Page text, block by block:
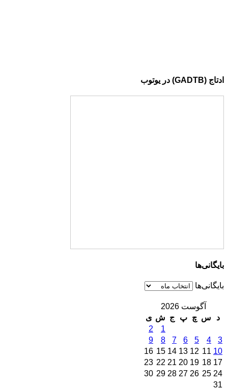
ادتاج (GADTB) در یوتوب
بایگانی‌ها
بایگانی‌ها
آگوست 2026
د
س چ پ ج ش ی
1
2
3
4
5
6
7
8
9
10
11
12
13
14
15
16
17
18
19
20
21
22
23
24
25
26
27
28
29
30
31